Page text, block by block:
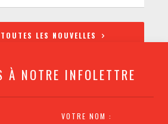
À NOTRE INFOLETTRE
VOTRE NOM :
TOUTES LES NOUVELLES